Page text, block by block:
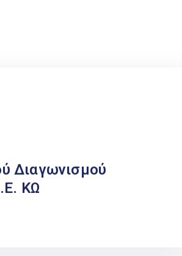
Διαγωνισμού
ΚΩ